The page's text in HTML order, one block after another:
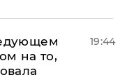
на то,
19:44